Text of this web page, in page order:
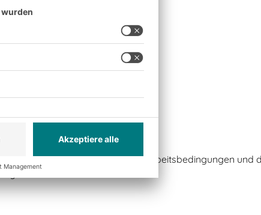
Ergonomie
Sie tragen zur Verbesserung der Arbeitsbedingungen und
Ergonomie bei.